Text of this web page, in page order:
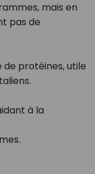
mais en
pas de
de protéines, utile
à la